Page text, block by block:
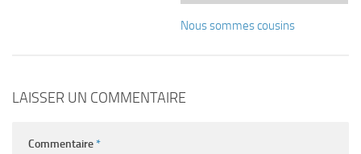
Nous sommes cousins
LAISSER UN COMMENTAIRE
Commentaire*